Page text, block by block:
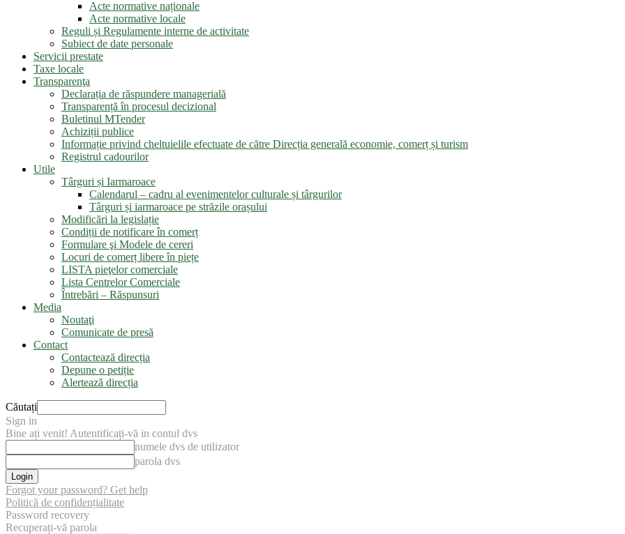
Acte normative naționale
Acte normative locale
Reguli și Regulamente interne de activitate
Subiect de date personale
Servicii prestate
Taxe locale
Transparenţa
Declarația de răspundere managerială
Transparență în procesul decizional
Buletinul MTender
Achiziții publice
Informație privind cheltuielile efectuate de către Direcția generală economie, comerț și turism
Registrul cadourilor
Utile
Târguri și Iarmaroace
Calendarul – cadru al evenimentelor culturale și târgurilor
Târguri și iarmaroace pe străzile orașului
Modificări la legislație
Condiții de notificare în comerț
Formulare şi Modele de cereri
Locuri de comerț libere în piețe
LISTA pieţelor comerciale
Lista Centrelor Comerciale
Întrebări – Răspunsuri
Media
Noutaţi
Comunicate de presă
Contact
Contactează direcția
Depune o petiție
Alertează direcția
Căutați
Sign in
Bine ați venit! Autentificați-vă in contul dvs
numele dvs de utilizator
parola dvs
Forgot your password? Get help
Politică de confidențialitate
Password recovery
Recuperați-vă parola